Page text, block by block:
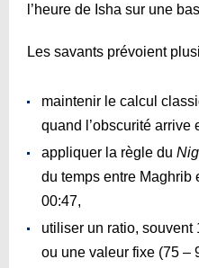
l’heure de Isha sur une
Les savants prévoient
maintenir le calcul
quand l’obscurité arrive
appliquer la règle du
du temps entre Maghrib
00:47,
utiliser un ratio, souvent
ou une valeur fixe (75 –